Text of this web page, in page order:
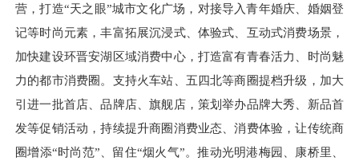
营，打造“天之眼”城市文化广场，对接导入青年婚庆、婚姻登
记等时尚元素，丰富拓展沉浸式、体验式、互动式消费场景，
加快建设环晋安湖区域消费中心，打造富有青春活力、时尚魅
力的都市消费圈。支持火车站、五四北等商圈提档升级，加大
引进一批首店、品牌店、旗舰店，策划举办品牌大秀、新品首
发等促销活动，持续提升商圈消费业态、消费体验，让传统商
圈增添“时尚范”、留住“烟火气”。推动光明港梅园、康桥里、